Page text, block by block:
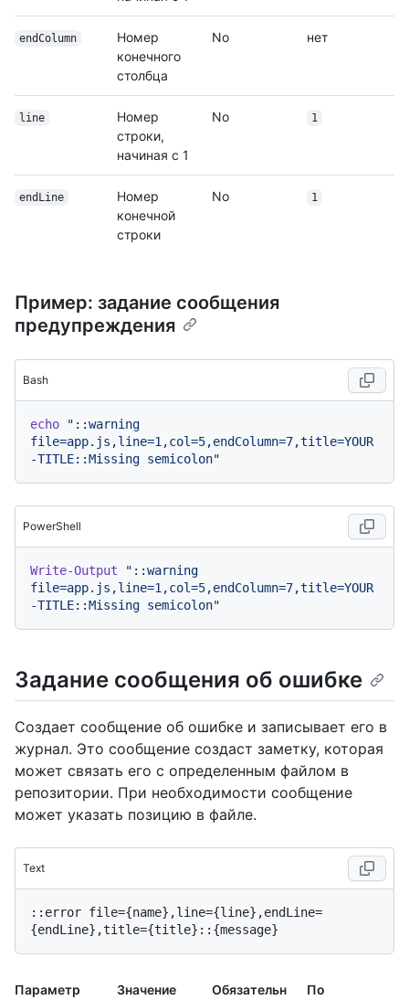
endColumn
Номер
конечного
столбца
No нет
line
Номер
строки,
начиная с 1
No 1
endLine
Номер
конечной
строки
No 1
Пример: задание сообщения
предупреждения
Bash
echo
"::warning
file=app.js,line=1,col=5,endColumn=7,title=YOUR
-TITLE::Missing semicolon"
PowerShell
Write-Output
"::warning
file=app.js,line=1,col=5,endColumn=7,title=YOUR
-TITLE::Missing semicolon"
Задание сообщения об ошибке
Создает сообщение об ошибке и записывает его в
журнал. Это сообщение создаст заметку, которая
может связать его с определенным файлом в
репозитории. При необходимости сообщение
может указать позицию в файле.
Text
::error file={name},line={line},endLine=
Параметр Значение
Обязательн
По